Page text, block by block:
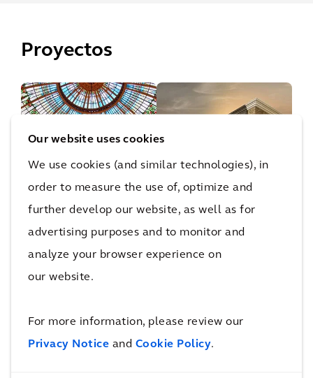
Our website uses cookies
We use cookies (and similar technologies), in
order to measure the use of, optimize and
further develop our website, as well as for
advertising purposes and to monitor and
analyze your browser experience on
our website.
For more information, please review our
Privacy Notice and Cookie Policy.
Proyectos
Hotel
Westin
Palace
Madrid
TSH La
Imprenta
Madrid
Más proyectos de la Industria 4.0:
Reconocimientos